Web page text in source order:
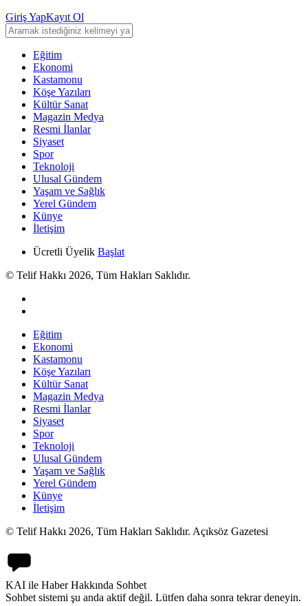
Giriş YapKayıt Ol
Eğitim
Ekonomi
Kastamonu
Köşe Yazıları
Kültür Sanat
Magazin Medya
Resmi İlanlar
Siyaset
Spor
Teknoloji
Ulusal Gündem
Yaşam ve Sağlık
Yerel Gündem
Künye
İletişim
Ücretli Üyelik Başlat
© Telif Hakkı 2026, Tüm Hakları Saklıdır.
Eğitim
Ekonomi
Kastamonu
Köşe Yazıları
Kültür Sanat
Magazin Medya
Resmi İlanlar
Siyaset
Spor
Teknoloji
Ulusal Gündem
Yaşam ve Sağlık
Yerel Gündem
Künye
İletişim
© Telif Hakkı 2026, Tüm Hakları Saklıdır. Açıksöz Gazetesi
KAI ile Haber Hakkında Sohbet
Sohbet sistemi şu anda aktif değil. Lütfen daha sonra tekrar deneyin.